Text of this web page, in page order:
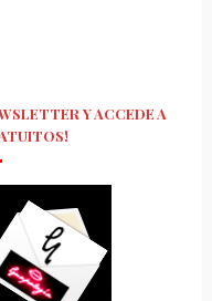
Y ACCEDE A